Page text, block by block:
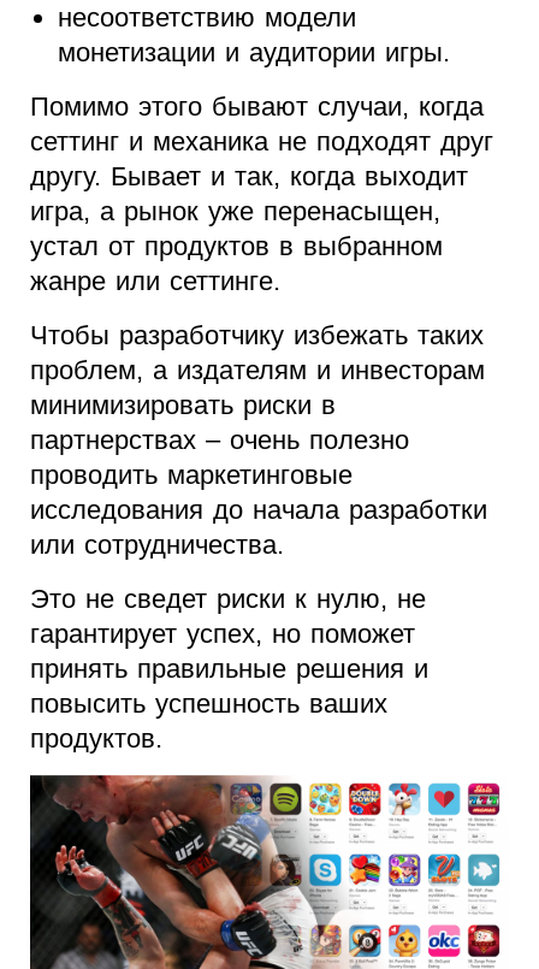
несоответствию модели
монетизации и аудитории игры.
Помимо этого бывают случаи, когда
сеттинг и механика не подходят друг
другу. Бывает и так, когда выходит
игра, а рынок уже перенасыщен,
устал от продуктов в выбранном
жанре или сеттинге.
Чтобы разработчику избежать таких
проблем, а издателям и инвесторам
минимизировать риски в
партнерствах – очень полезно
проводить маркетинговые
исследования до начала разработки
или сотрудничества.
Это не сведет риски к нулю, не
гарантирует успех, но поможет
принять правильные решения и
повысить успешность ваших
продуктов.